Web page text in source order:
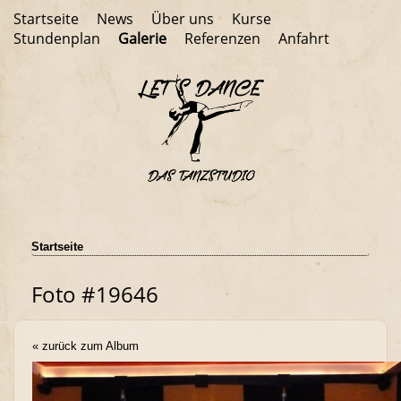
Startseite News Über uns
Kurse
Stundenplan
Galerie Referenzen Anfahrt
Startseite
Foto #19646
« zurück zum Album